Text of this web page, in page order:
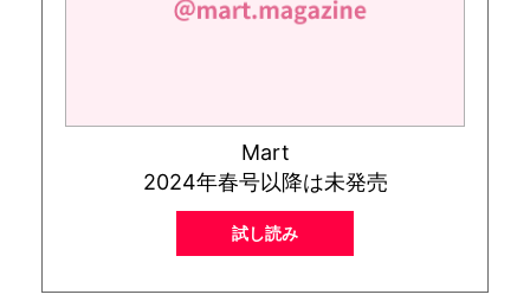
Mart
2024年春号以降は未発売
試し読み